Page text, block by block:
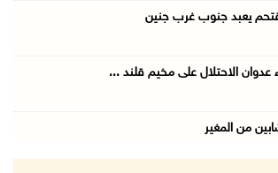
يعبد جنوب غرب جنين
من المغير